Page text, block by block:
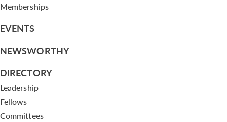
Memberships
EVENTS
NEWSWORTHY
DIRECTORY
Leadership
Fellows
Committees